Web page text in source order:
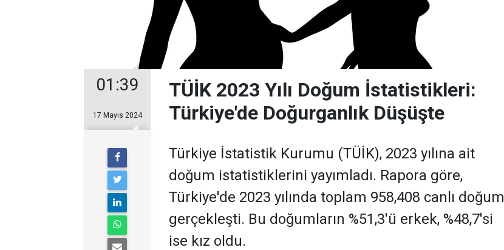
01:39
17 Mayıs 2024
TÜİK 2023 Yılı Doğum İstatistikleri:
Türkiye'de Doğurganlık Düşüşte
Türkiye İstatistik Kurumu (TÜİK), 2023 yılına ait
doğum istatistiklerini yayımladı. Rapora göre,
Türkiye'de 2023 yılında toplam 958,408 canlı doğum
gerçekleşti. Bu doğumların %51,3'ü erkek, %48,7'si
ise kız oldu.